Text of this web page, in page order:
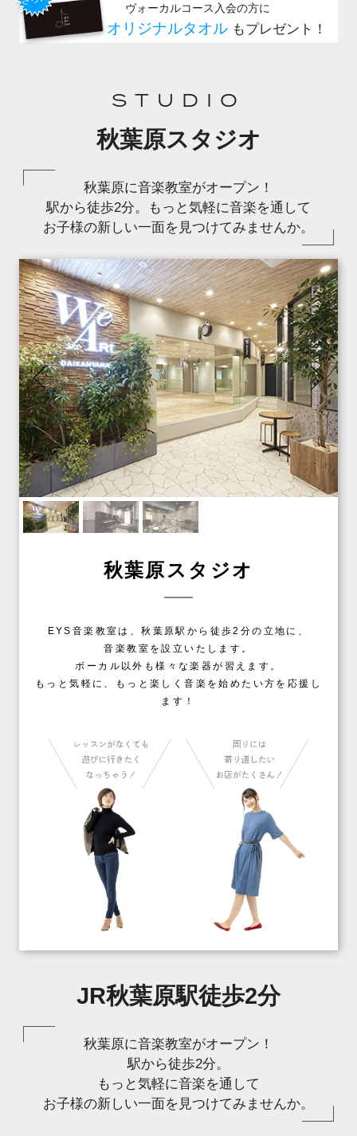
STUDIO
秋葉原スタジオ
秋葉原に音楽教室がオープン！
駅から徒歩2分。もっと気軽に音楽を通して
お子様の新しい一面を見つけてみませんか。
秋葉原スタジオ
EYS音楽教室は、秋葉原駅から徒歩2分の立地に、
音楽教室を設立いたします。
ボーカル以外も様々な楽器が習えます。
もっと気軽に、もっと楽しく音楽を始めたい方を応援し
ます！
JR秋葉原駅徒歩2分
秋葉原に音楽教室がオープン！
駅から徒歩2分。
もっと気軽に音楽を通して
お子様の新しい一面を見つけてみませんか。